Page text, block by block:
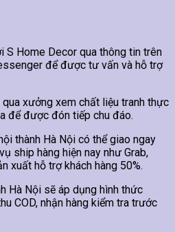
S Home Decor qua thông tin trên
để được tư vấn và hỗ trợ
qua xưởng xem chất liệu tranh thực
để được đón tiếp chu đáo.
thành Hà Nội có thể giao ngay
ship hàng hiện nay như Grab,
xuất hỗ trợ khách hàng 50%.
Hà Nội sẽ áp dụng hình thức
COD, nhận hàng kiểm tra trước